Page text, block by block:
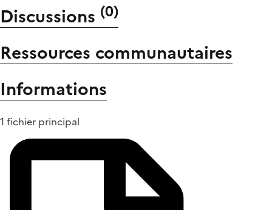
Discussions (0)
Ressources communautaires
Informations
1 fichier principal